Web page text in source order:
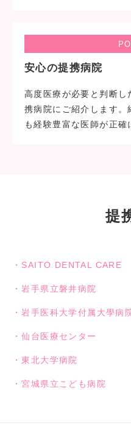
安心の提携病院
高度医療が必要と判断し
携病院にご紹介します
も経験豊富な医師が正確
提
・SAITO DENTAL CARE
・岩手県立磐井病院
・岩手医科大学付属大學病
・仙台医療センター
・東北大学病院
・宮城県立こども病院